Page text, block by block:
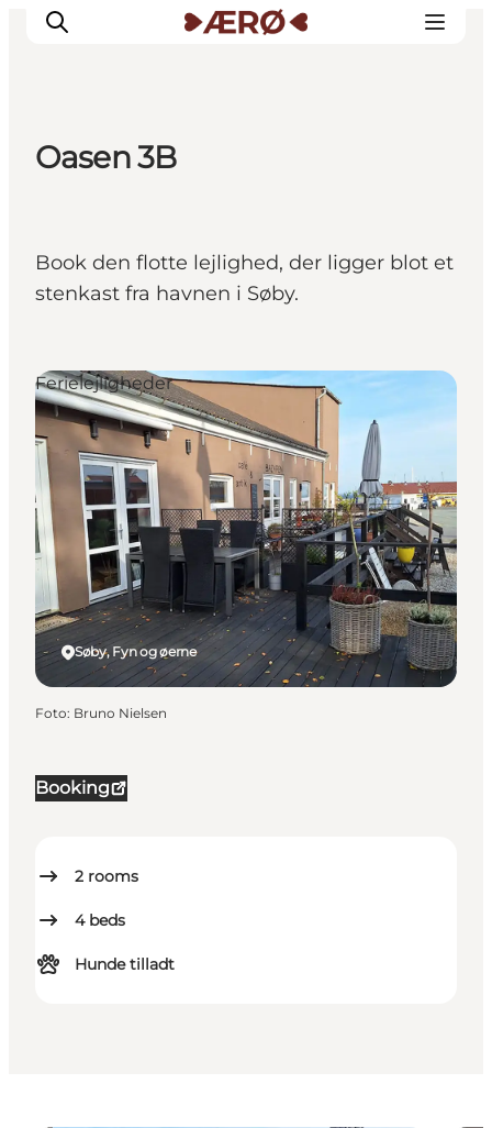
Oplevelser
Events
Oasen 3B
Book den flotte lejlighed, der ligger blot et
stenkast fra havnen i Søby.
Booking
2 rooms
4 beds
Hunde tilladt
Søby, Fyn og øerne
Ferielejligheder
Foto: Bruno Nielsen